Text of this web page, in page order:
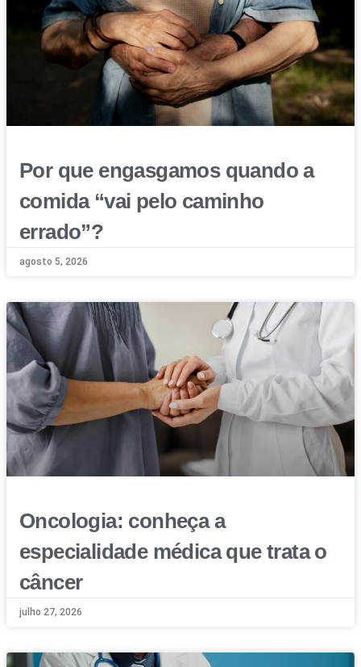
Por que engasgamos quando a
comida “vai pelo caminho
errado”?
agosto 5, 2026
Oncologia: conheça a
especialidade médica que trata o
câncer
julho 27, 2026